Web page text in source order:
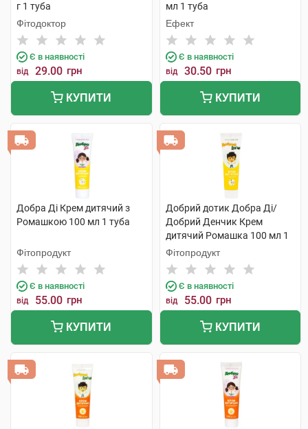
г 1 туба
Фітодоктор
Є в наявності
від 29.00 грн
КУПИТИ
мл 1 туба
Ефект
Є в наявності
від 30.50 грн
КУПИТИ
Добра Ді Крем дитячий з
Ромашкою 100 мл 1 туба
Фітопродукт
Є в наявності
від 55.00 грн
КУПИТИ
Добрий дотик Добра Ді/
Добрий Денчик Крем
дитячий Ромашка 100 мл 1
туба
Фітопродукт
Є в наявності
від 55.00 грн
КУПИТИ